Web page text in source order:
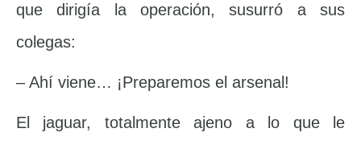
que dirigía la operación, susurró a sus
colegas:
– Ahí viene… ¡Preparemos el arsenal!
El jaguar, totalmente ajeno a lo que le